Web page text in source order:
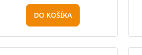
DO KOŠÍKA